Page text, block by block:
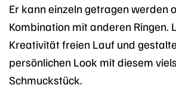
Er kann einzeln getragen werden
Kombination mit anderen Ringen.
Kreativität freien Lauf und
persönlichen Look mit diesem
Schmuckstück.